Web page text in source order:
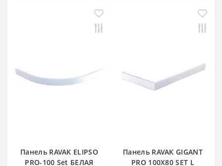
Панель RAVAK ELIPSO
PRO-100 Set БЕЛАЯ
Панель RAVAK GIGANT
PRO 100X80 SET L